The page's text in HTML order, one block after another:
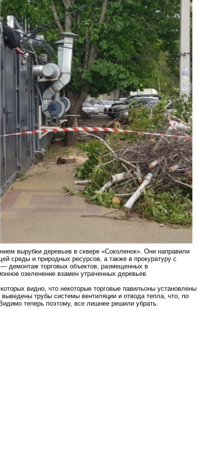
вырубки деревьев в сквере «Соколенок». Они направили
среды и природных ресурсов, а также в прокуратуру с
— демонтаж торговых объектов, размещенных в
озеленение взамен утраченных деревьев.
видно, что некоторые торговые павильоны установлены
трубы системы вентиляции и отвода тепла, что, по
теперь поэтому, все лишнее решили убрать.